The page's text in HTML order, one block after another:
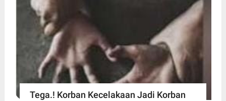
Tega.! Korban Kecelakaan Jadi Korban